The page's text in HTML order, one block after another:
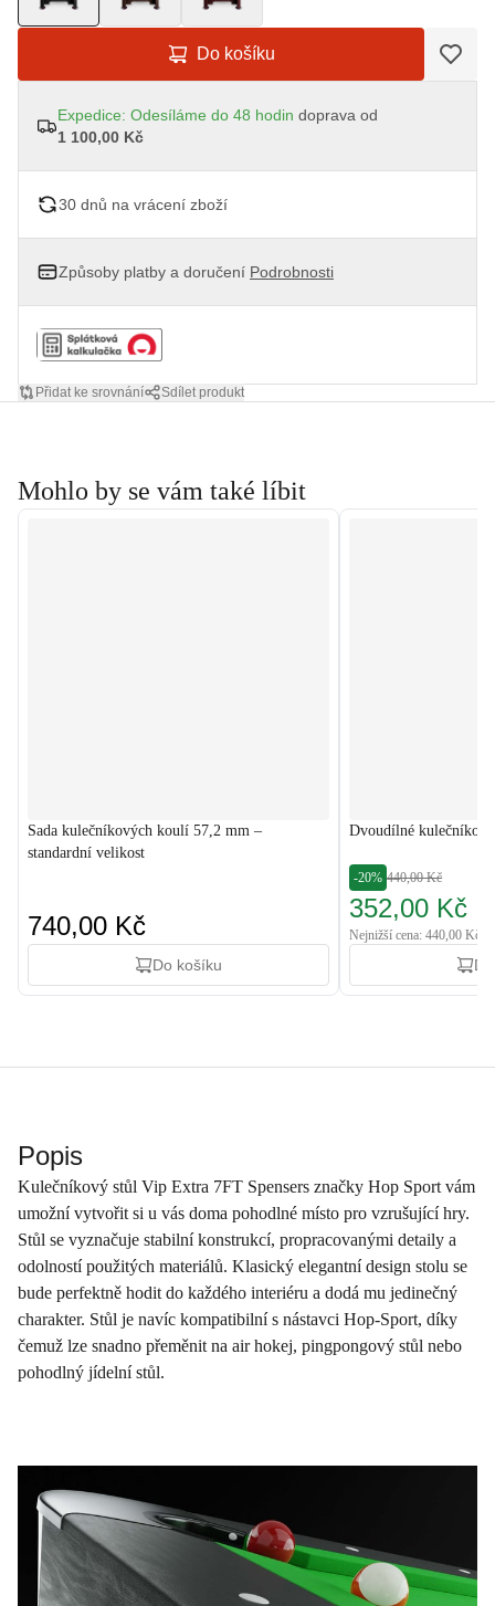
Do košíku
Expedice: Odesíláme do 48 hodin doprava od
1 100,00 Kč
30 dnů na vrácení zboží
Způsoby platby a doručení Podrobnosti
Přidat ke srovnání Sdílet produkt
Mohlo by se vám také líbit
Sada kulečníkových koulí 57,2 mm –
standardní velikost
740,00 Kč
Do košíku
Dvoudílné
-20% 440,00 Kč
352,00 Kč
Nejnižší cena: 440,00 Kč
Popis
Kulečníkový stůl Vip Extra 7FT Spensers značky Hop Sport vám
umožní vytvořit si u vás doma pohodlné místo pro vzrušující hry.
Stůl se vyznačuje stabilní konstrukcí, propracovanými detaily a
odolností použitých materiálů. Klasický elegantní design stolu se
bude perfektně hodit do každého interiéru a dodá mu jedinečný
charakter. Stůl je navíc kompatibilní s nástavci Hop-Sport, díky
čemuž lze snadno přeměnit na air hokej, pingpongový stůl nebo
pohodlný jídelní stůl.